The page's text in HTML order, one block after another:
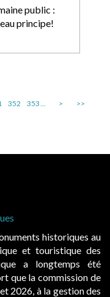
public :
principe!
352 353... > >>
de plage : le juge
des bains de
un beau sujet
elles donnent lieu au
Saisies par des